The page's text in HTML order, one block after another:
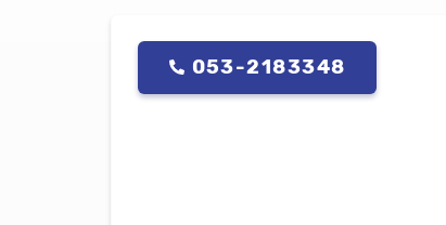
053-2183348